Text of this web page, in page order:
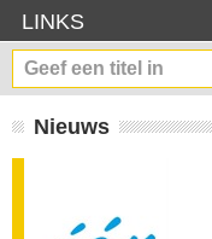
LINKS
Nieuws